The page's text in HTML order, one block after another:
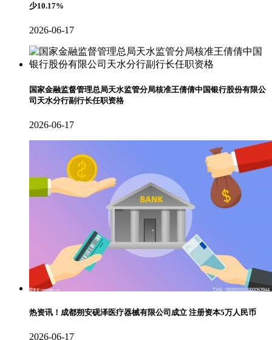
少10.17%
2026-06-17
国家金融监督管理总局天水监管分局核准王倩倩中国银行股份有限公
司天水分行副行长任职资格
2026-06-17
热资讯！成都朔安砚泽医疗器械有限公司成立 注册资本5万人民币
2026-06-17